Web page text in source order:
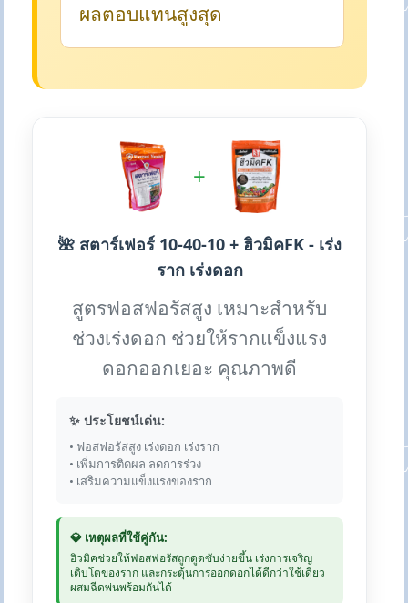
ผลตอบแทนสูงสุด
+
🌺 สตาร์เฟอร์ 10-40-10 + ฮิวมิคFK - เร่ง
ราก เร่งดอก
สูตรฟอสฟอรัสสูง เหมาะสำหรับ
ช่วงเร่งดอก ช่วยให้รากแข็งแรง
ดอกออกเยอะ คุณภาพดี
✨ ประโยชน์เด่น:
• ฟอสฟอรัสสูง เร่งดอก เร่งราก
• เพิ่มการติดผล ลดการร่วง
• เสริมความแข็งแรงของราก
💎 เหตุผลที่ใช้คู่กัน:
ฮิวมิคช่วยให้ฟอสฟอรัสถูกดูดซับง่ายขึ้น เร่งการเจริญ
เติบโตของราก และกระตุ้นการออกดอกได้ดีกว่าใช้เดี่ยว
ผสมฉีดพ่นพร้อมกันได้